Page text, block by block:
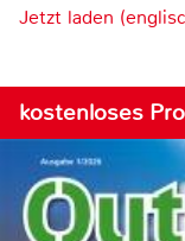
Jetzt laden
kostenloses